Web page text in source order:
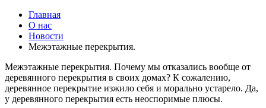
Главная
О нас
Новости
Межэтажные перекрытия.
Межэтажные перекрытия. Почему мы отказались вообще от
деревянного перекрытия в своих домах? К сожалению,
деревянное перекрытие изжило себя и морально устарело. Да,
у деревянного перекрытия есть неоспоримые плюсы.